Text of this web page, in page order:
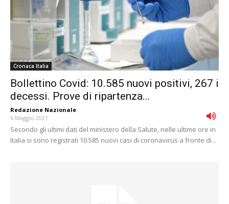
Cronaca Italia
Bollettino Covid: 10.585 nuovi positivi, 267 i
decessi. Prove di ripartenza...
Redazione Nazionale -
6 Maggio 2021
Secondo gli ultimi dati del ministero della Salute, nelle ultime ore in
Italia si sono registrati 10.585 nuovi casi di coronavirus a fronte di...